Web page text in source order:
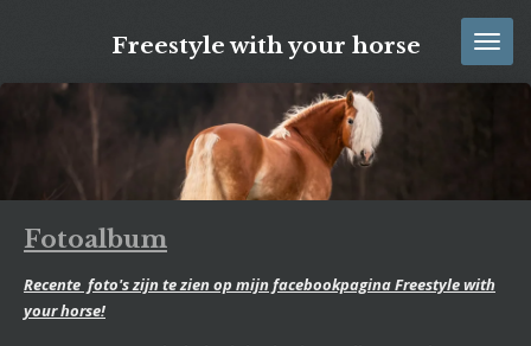
Freestyle with your horse
Fotoalbum
Recente foto's zijn te zien op mijn facebookpagina Freestyle with
your horse!